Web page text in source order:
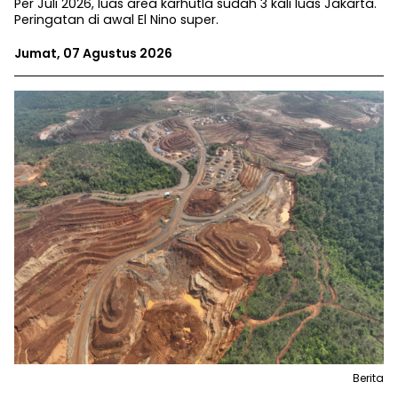
Per Juli 2026, luas area karhutla sudah 3 kali luas Jakarta.
Peringatan di awal El Nino super.
Jumat, 07 Agustus 2026
Berita